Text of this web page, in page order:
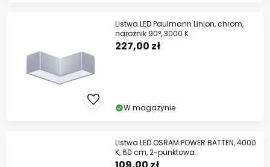
Listwa LED Paulmann Linion, chrom,
narożnik 90°, 3000 K
227,00 zł
W magazynie
Listwa LED OSRAM POWER BATTEN, 4000
K, 60 cm, 2-punktowa.